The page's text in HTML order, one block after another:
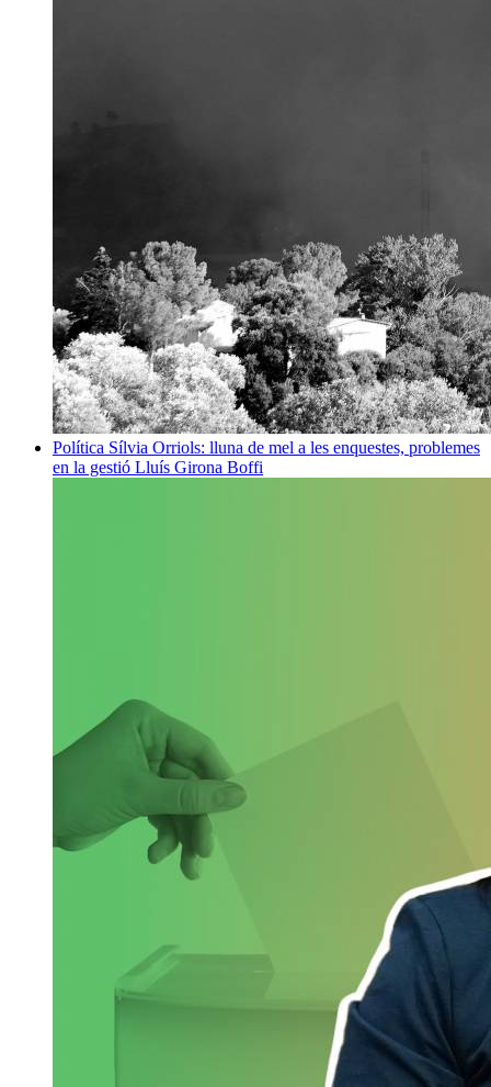
Política Sílvia Orriols: lluna de mel a les enquestes, problemes
en la gestió Lluís Girona Boffi